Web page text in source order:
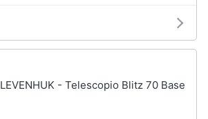
LEVENHUK - Telescopio Blitz 70 Base